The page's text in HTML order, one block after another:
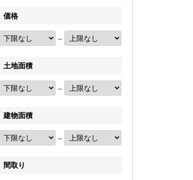
価格
～
土地面積
～
建物面積
～
間取り